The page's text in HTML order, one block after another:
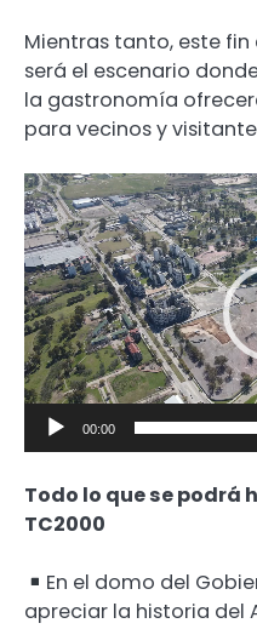
Mientras tanto, este
será el escenario
la gastronomía
para vecinos y
00:00
Todo lo que se podrá
TC2000
En el domo del
apreciar la historia del